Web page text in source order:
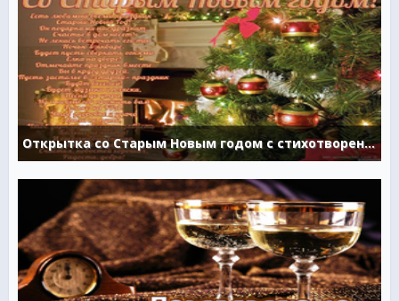
Открытка со Старым Новым годом с стихотворением